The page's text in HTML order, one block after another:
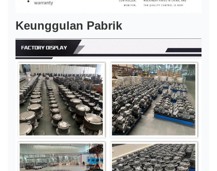
Keunggulan Pabrik